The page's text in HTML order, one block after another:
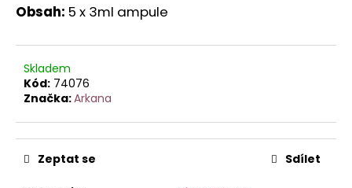
Obsah: 5 x 3ml ampule
Skladem
Kód: 74076
Značka:Arkana
Zeptat se Sdílet
D
o
p
r
u
č